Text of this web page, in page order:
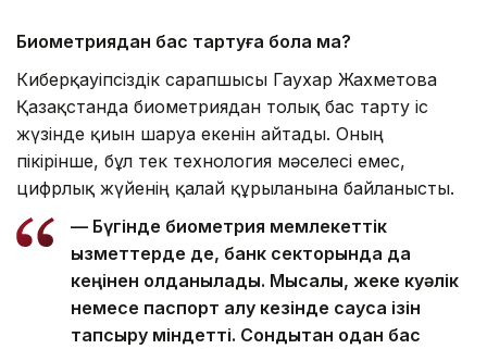
Биометриядан бас тартуға бола ма?
Киберқауіпсіздік сарапшысы Гаухар Жахметова
Қазақстанда биометриядан толық бас тарту іс
жүзінде қиын шаруа екенін айтады. Оның
пікірінше, бұл тек технология мәселесі емес,
цифрлық жүйенің қалай құрылғанына байланысты.
— Бүгінде биометрия мемлекеттік
қызметтерде де, банк секторында да
кеңінен қолданылады. Мысалы, жеке куәлік
немесе паспорт алу кезінде саусақ ізін
тапсыру міндетті. Сондықтан одан бас